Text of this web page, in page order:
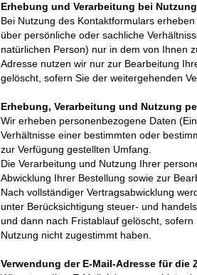
Erhebung und Verarbeitung bei
Bei Nutzung des Kontaktformulars
über persönliche oder sachliche
natürlichen Person) nur in dem von Ihnen
Adresse nutzen wir nur zur Bearbeitung
gelöscht, sofern Sie der weitergehenden
Erhebung, Verarbeitung und Nutzung
Wir erheben personenbezogene Daten
Verhältnisse einer bestimmten oder
zur Verfügung gestellten Umfang.
Die Verarbeitung und Nutzung Ihrer
Abwicklung Ihrer Bestellung sowie zur
Nach vollständiger Vertragsabwicklung
unter Berücksichtigung steuer- und
und dann nach Fristablauf gelöscht,
Nutzung nicht zugestimmt haben.
Verwendung der E-Mail-Adresse für